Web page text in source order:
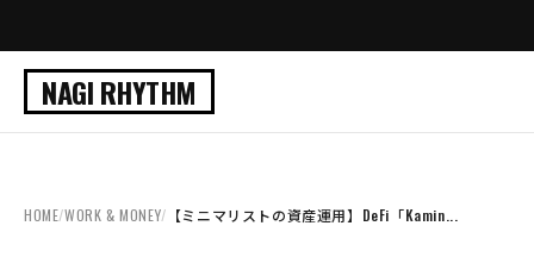
NAGI RHYTHM
HOME/WORK & MONEY/ 【ミニマリストの資産運用】DeFi「Kamin...